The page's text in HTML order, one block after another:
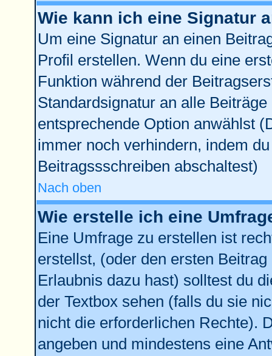
Wie kann ich eine Signatur
Um eine Signatur an einen
Profil erstellen. Wenn du eine
Funktion während der
Standardsignatur an alle
entsprechende Option anwählst
immer noch verhindern, indem
Beitragssschreiben abschaltest)
Nach oben
Wie erstelle ich eine
Eine Umfrage zu erstellen ist
erstellst, (oder den ersten
Erlaubnis dazu hast) solltest du
der Textbox sehen (falls du sie
nicht die erforderlichen Rechte).
angeben und mindestens eine